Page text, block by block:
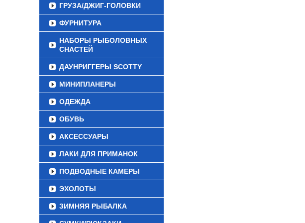
ГРУЗА/ДЖИГ-ГОЛОВКИ
ФУРНИТУРА
НАБОРЫ РЫБОЛОВНЫХ
СНАСТЕЙ
ДАУНРИГГЕРЫ SCOTTY
МИНИПЛАНЕРЫ
ОДЕЖДА
ОБУВЬ
АКСЕССУАРЫ
ЛАКИ ДЛЯ ПРИМАНОК
ПОДВОДНЫЕ КАМЕРЫ
ЭХОЛОТЫ
ЗИМНЯЯ РЫБАЛКА